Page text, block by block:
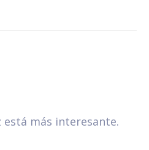
está más interesante.